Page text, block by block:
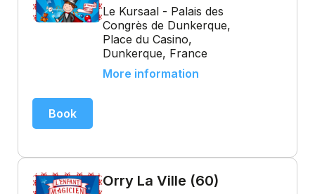
Le Kursaal - Palais des
Congrès de Dunkerque,
Place du Casino,
Dunkerque, France
More information
Book
Orry La Ville (60)